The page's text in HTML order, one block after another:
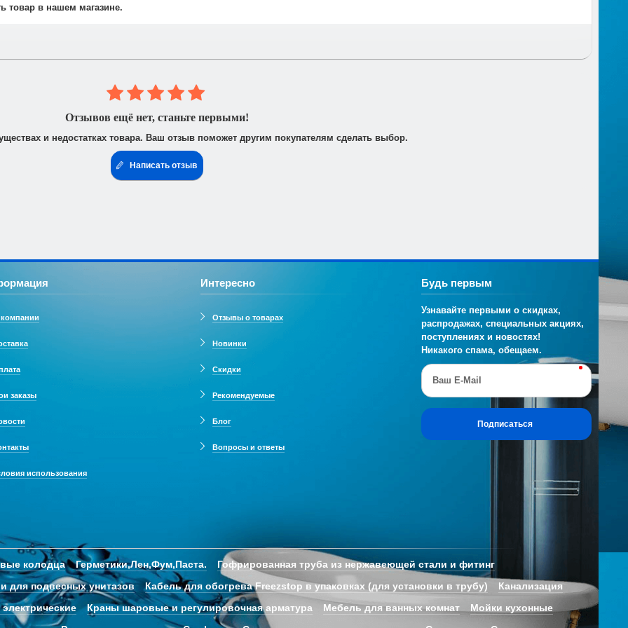
осуществляется.
товар в нашем магазине.
лицами. После получения заказа Вам высылается счёт по электронной почте для его оплаты в банке в
доверенность от фирмы-плательщика.
Отзывов ещё нет, станьте первыми!
и недостатках товара. Ваш отзыв поможет другим покупателям сделать выбор.
Написать отзыв
заказы
использования
Интересно
Отзывы о товарах
Новинки
Скидки
Рекомендуемые
Блог
Вопросы и ответы
Будь первым
Узнавайте первыми о скидках,
распродажах, специальных акциях,
поступлениях и новостях!
Никакого спама, обещаем.
Ваш E-Mail
Подписаться
колодца Герметики,Лен,Фум,Паста.
Гофрированная труба из нержавеющей стали и фитинг
для подвесных унитазов Кабель для обогрева Freezstop в упаковках (для установки в трубу)
Канализация
Краны шаровые и регулировочная арматура Мебель для ванных комнат
Мойки кухонные